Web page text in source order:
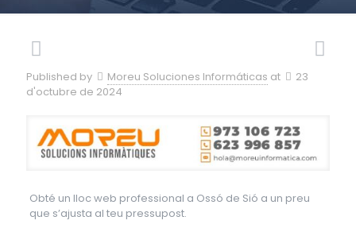
Published by Moreu Soluciones Informáticas at
23
d'octubre de 2024
Obté un lloc web professional a Ossó de Sió a un preu
que s’ajusta al teu pressupost.